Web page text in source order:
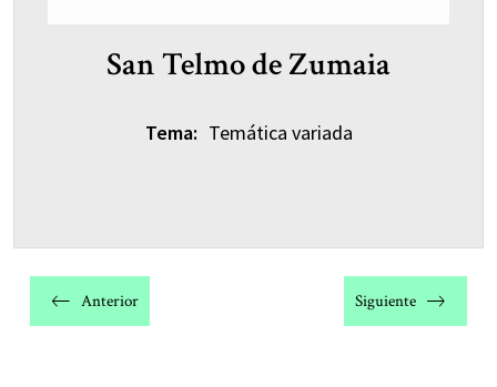
San Telmo de Zumaia
Tema: Temática variada
entradas
Anterior Siguiente